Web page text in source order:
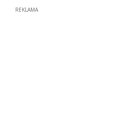
REKLAMA